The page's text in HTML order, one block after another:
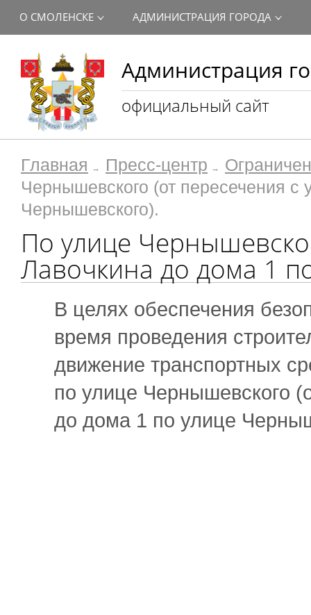
Администрация
официальный сайт
О СМОЛЕНСКЕ АДМИНИСТРАЦИЯ ГОРОДА
Главная Пресс-центр
Чернышевского (от пересечения
Чернышевского).
По улице
Лавочкина до дома 1
В целях обеспечения
время проведения
движение транспортных
по улице Чернышевского
до дома 1 по улице